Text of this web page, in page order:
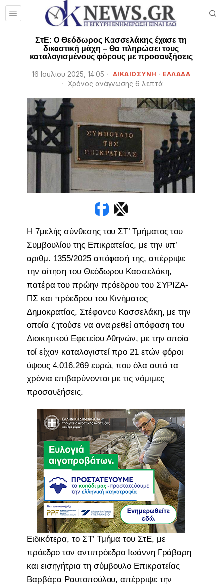
ΣτΕ: Ο Θεόδωρος Κασσελάκης έχασε τη
δικαστική μάχη – Θα πληρώσει τους
καταλογισμένους φόρους με προσαυξήσεις
16 Ιουλίου 2025, 14:05 ΔΙΚΑΙΟΣΥΝΗ · ΕΛΛΑΔΑ
Χρόνος ανάγνωσης 6 λεπτά
Η 7μελής σύνθεσης του ΣΤ’ Τμήματος του
Συμβουλίου της Επικρατείας, με την υπ’
αριθμ. 1355/2025 απόφασή της, απέρριψε
την αίτηση του Θεόδωρου Κασσελάκη,
πατέρα του πρώην πρόεδρου του ΣΥΡΙΖΑ-
ΠΣ και πρόεδρου του Κινήματος
Δημοκρατίας, Στέφανου Κασσελάκη, με την
οποία ζητούσε να αναιρεθεί απόφαση του
Διοικητικού Εφετείου Αθηνών, με την οποία
τοί είχαν καταλογιστεί προ 21 ετών φόροι
ύψους 4.016.269 ευρώ, που όλα αυτά τα
χρόνια επιβαρύνονται με τις νόμιμες
προσαυξήσεις.
Ειδικότερα, το ΣΤ’ Τμήμα του ΣτΕ, με
πρόεδρο τον αντιπρόεδρο Ιωάννη Γράβαρη
και εισηγήτρια τη σύμβουλο Επικρατείας
Βαρβάρα Ραυτοπούλου, απέρριψε την